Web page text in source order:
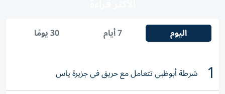
اليوم 7 أيام 30 يومًا
1 شرطة أبوظبي تتعامل مع حريق في جزيرة ياس